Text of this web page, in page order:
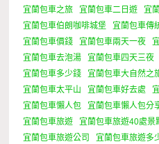
宜蘭包車之旅
宜蘭包車二日遊 宜
宜蘭包車伯朗咖啡城堡
宜蘭包車傳
宜蘭包車價錢
宜蘭包車兩天一夜
宜蘭包車去泡湯
宜蘭包車四天三夜
宜蘭包車多少錢
宜蘭包車大自然之
宜蘭包車太平山
宜蘭包車好去處
宜蘭包車懶人包
宜蘭包車懶人包分
宜蘭包車旅遊
宜蘭包車旅遊40處景
宜蘭包車旅遊公司
宜蘭包車旅遊多